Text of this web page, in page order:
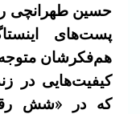
حسین طهرانچی
پست‌های
هم‌فکرشان
کیفیت‌هایی در
که در «شش